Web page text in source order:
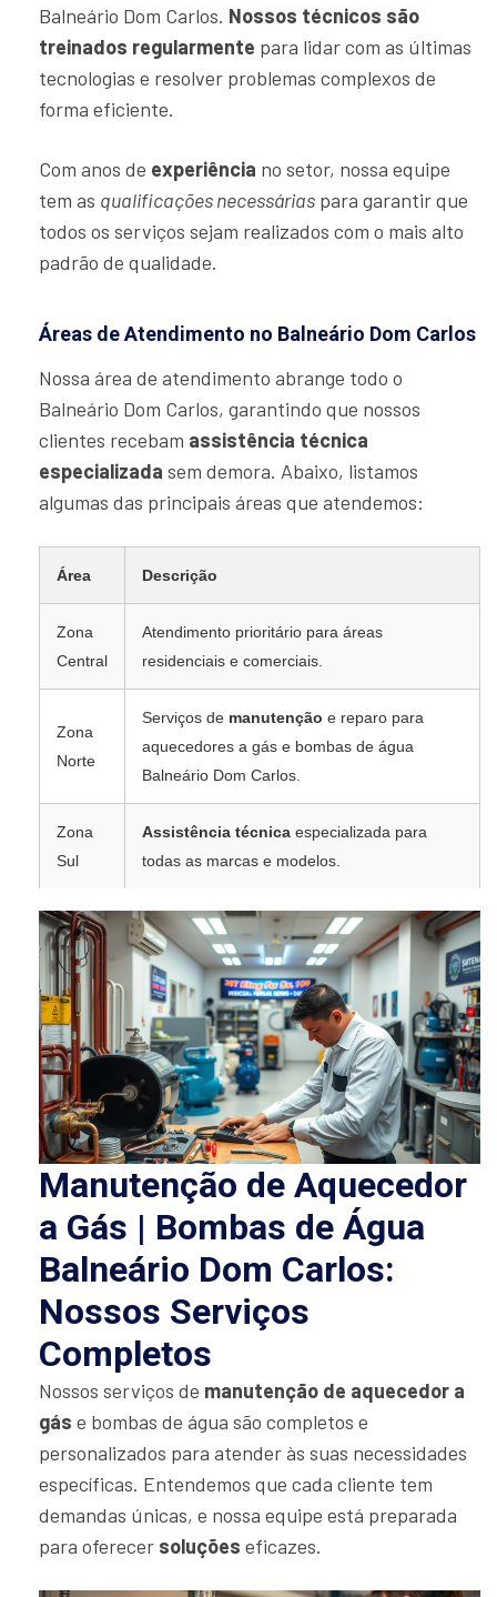
Balneário Dom Carlos. Nossos técnicos são
treinados regularmente para lidar com as últimas
tecnologias e resolver problemas complexos de
forma eficiente.
Com anos de experiência no setor, nossa equipe
tem as qualificações necessárias para garantir que
todos os serviços sejam realizados com o mais alto
padrão de qualidade.
Áreas de Atendimento no Balneário Dom Carlos
Nossa área de atendimento abrange todo o
Balneário Dom Carlos, garantindo que nossos
clientes recebam assistência técnica
especializada sem demora. Abaixo, listamos
algumas das principais áreas que atendemos:
Área Descrição
Zona
Central
Atendimento prioritário para áreas
residenciais e comerciais.
Zona
Norte
Serviços de manutenção e reparo para
aquecedores a gás e bombas de água
Balneário Dom Carlos.
Zona
Sul
Assistência técnica especializada para
todas as marcas e modelos.
Manutenção de Aquecedor
a Gás | Bombas de Água
Balneário Dom Carlos:
Nossos Serviços
Completos
Nossos serviços de manutenção de aquecedor a
gás e bombas de água são completos e
personalizados para atender às suas necessidades
específicas. Entendemos que cada cliente tem
demandas únicas, e nossa equipe está preparada
para oferecer soluções eficazes.